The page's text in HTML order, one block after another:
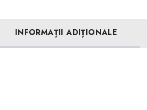
INFORMAȚII ADIȚIONALE